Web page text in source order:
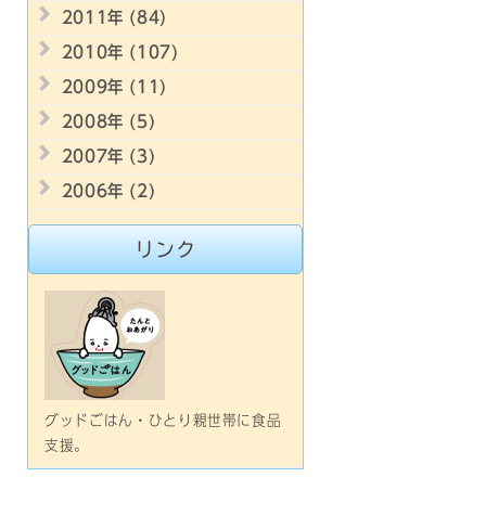
2011年 (84)
2010年 (107)
2009年 (11)
2008年 (5)
2007年 (3)
2006年 (2)
リンク
グッドごはん・ひとり親世帯に食品
支援。